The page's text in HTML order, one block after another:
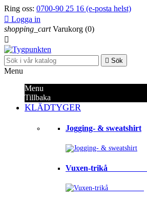
Ring oss: 0700-90 25 16 (e-posta helst)
 Logga in
shopping_cart Varukorg (0)

 Sök
Menu
Menu
Tillbaka
KLÄDTYGER
Jogging- & sweatshirt
Vuxen-trikå⠀⠀⠀⠀⠀⠀⠀